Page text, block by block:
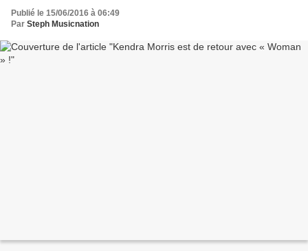
Publié le 15/06/2016 à 06:49
Par Steph Musicnation